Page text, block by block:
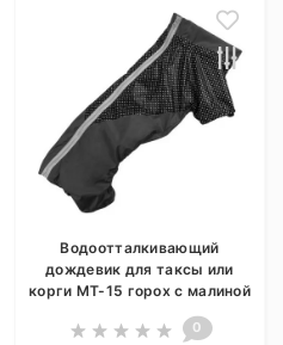
Водоотталкивающий
дождевик для таксы или
корги МТ-15 горох с малиной
0